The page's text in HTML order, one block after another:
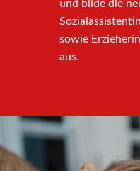
und bilde die
sowie
aus.